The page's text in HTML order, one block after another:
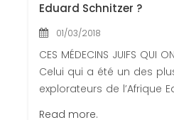
Eduard Schnitzer ?
01/03/2018
CES MÉDECINS JUIFS QUI
Celui qui a été un des
explorateurs de l’Afrique
Read more.